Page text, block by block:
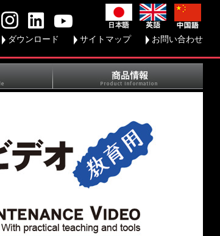
ダウンロード サイトマップ お問い合わせ